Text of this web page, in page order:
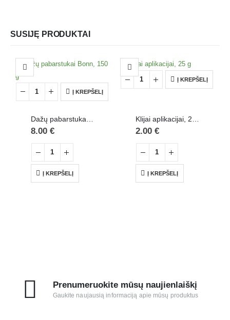
SUSIJĘ PRODUKTAI
Į KREPŠELĮ
8.00 €
Į KREPŠELĮ
Į KREPŠELĮ
2.00 €
Į KREPŠELĮ
Prenumeruokite mūsų naujienlaiškį
Gaukite naujausią informaciją apie mūsų produktus